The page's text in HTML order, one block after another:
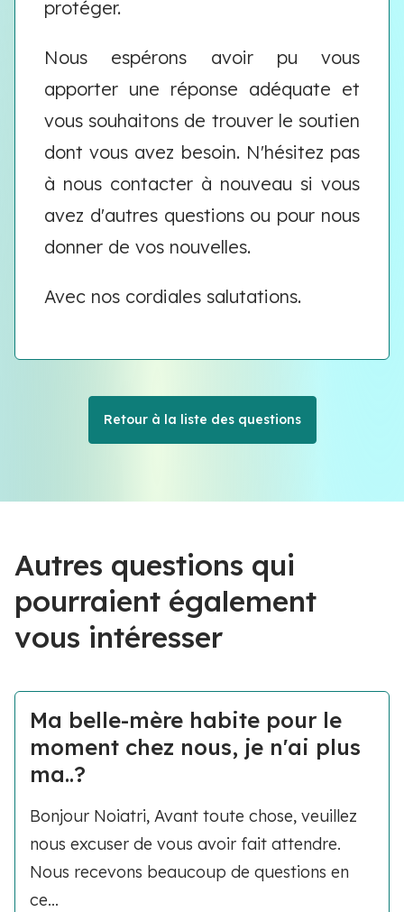
protéger.
Nous espérons avoir pu vous
apporter une réponse adéquate et
vous souhaitons de trouver le soutien
dont vous avez besoin. N'hésitez pas
à nous contacter à nouveau si vous
avez d'autres questions ou pour nous
donner de vos nouvelles.
Avec nos cordiales salutations.
Retour à la liste des questions
Autres questions qui
pourraient également
vous intéresser
Ma belle-mère habite pour le
moment chez nous, je n'ai plus
ma..?
Bonjour Noiatri, Avant toute chose, veuillez
nous excuser de vous avoir fait attendre.
Nous recevons beaucoup de questions en
ce...